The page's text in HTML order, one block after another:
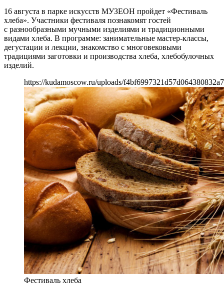
16 августа в парке искусств МУЗЕОН пройдет «Фестиваль
хлеба». Участники фестиваля познакомят гостей
с разнообразными мучными изделиями и традиционными
видами хлеба. В программе: занимательные мастер-классы,
дегустации и лекции, знакомство с многовековыми
традициями заготовки и производства хлеба, хлебобулочных
изделий.
https://kudamoscow.ru/uploads/
Фестиваль хлеба